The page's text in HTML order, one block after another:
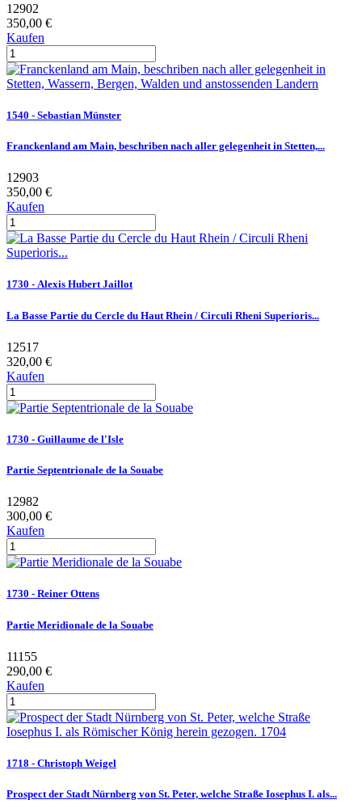
12902
350,00 €
Kaufen
1540 - Sebastian Münster
Franckenland am Main, beschriben nach aller gelegenheit in Stetten,...
12903
350,00 €
Kaufen
1730 - Alexis Hubert Jaillot
La Basse Partie du Cercle du Haut Rhein / Circuli Rheni Superioris...
12517
320,00 €
Kaufen
1730 - Guillaume de l'Isle
Partie Septentrionale de la Souabe
12982
300,00 €
Kaufen
1730 - Reiner Ottens
Partie Meridionale de la Souabe
11155
290,00 €
Kaufen
1718 - Christoph Weigel
Prospect der Stadt Nürnberg von St. Peter, welche Straße Iosephus I. als...